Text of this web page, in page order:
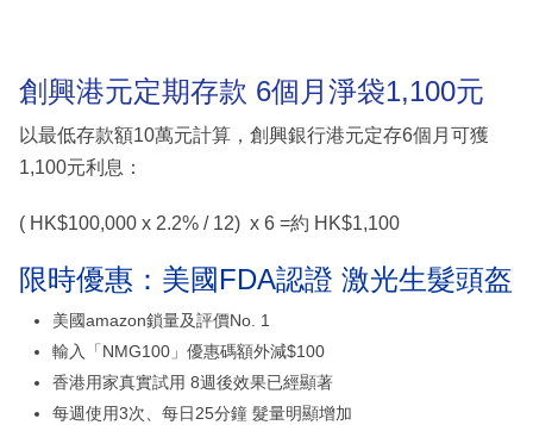
創興港元定期存款 6個月淨袋1,100元
以最低存款額10萬元計算，創興銀行港元定存6個月可獲
1,100元利息：
( HK$100,000 x 2.2% / 12) x 6 =約 HK$1,100
限時優惠：美國FDA認證 激光生髮頭盔
美國amazon鎖量及評價No. 1
輸入「NMG100」優惠碼額外減$100
香港用家真實試用 8週後效果已經顯著
每週使用3次、每日25分鐘 髮量明顯增加